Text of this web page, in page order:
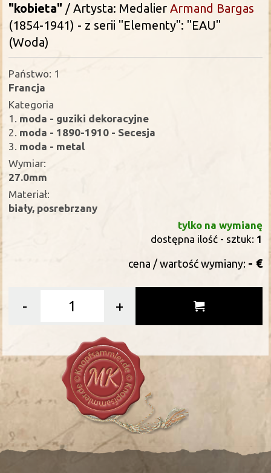
"kobieta" / Artysta: MedalierArmand Bargas
(1854-1941) - z serii "Elementy": "EAU"
(Woda)
Państwo: 1
Francja
Kategoria
1. moda - guziki dekoracyjne
2. moda - 1890-1910 - Secesja
3. moda - metal
Wymiar:
27.0mm
Materiał:
biały, posrebrzany
tylko na wymianę
dostępna ilość - sztuk: 1
cena / wartość wymiany: - €
- +